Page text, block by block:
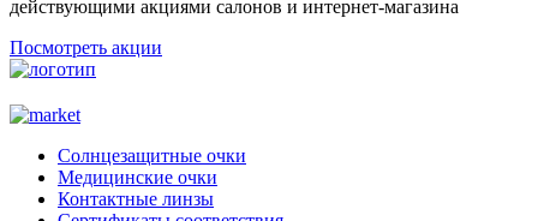
действующими акциями салонов и интернет-магазина
Посмотреть акции
Солнцезащитные очки
Медицинские очки
Контактные линзы